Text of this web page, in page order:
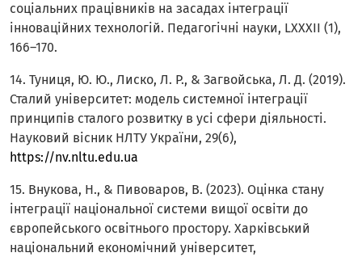
соціальних працівників на засадах інтеграції
інноваційних технологій. Педагогічні науки, LXXXII (1),
166–170.
14. Туниця, Ю. Ю., Лиско, Л. Р., & Загвойська, Л. Д. (2019).
Сталий університет: модель системної інтеграції
принципів сталого розвитку в усі сфери діяльності.
Науковий вісник НЛТУ України, 29(6),
https://nv.nltu.edu.ua
15. Внукова, Н., & Пивоваров, В. (2023). Оцінка стану
інтеграції національної системи вищої освіти до
європейського освітнього простору. Харківський
національний економічний університет,